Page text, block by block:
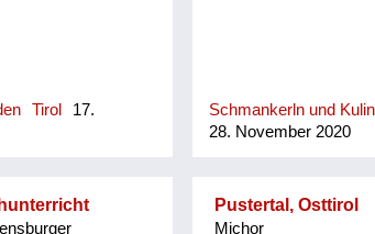
Tirol
17.
Schmankerln und
28. November 2020
Pustertal, Osttirol
Michor